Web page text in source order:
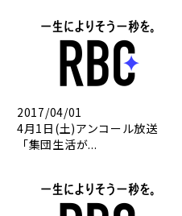
2017/04/01
4月1日(土)アンコール放送
「集団生活が...